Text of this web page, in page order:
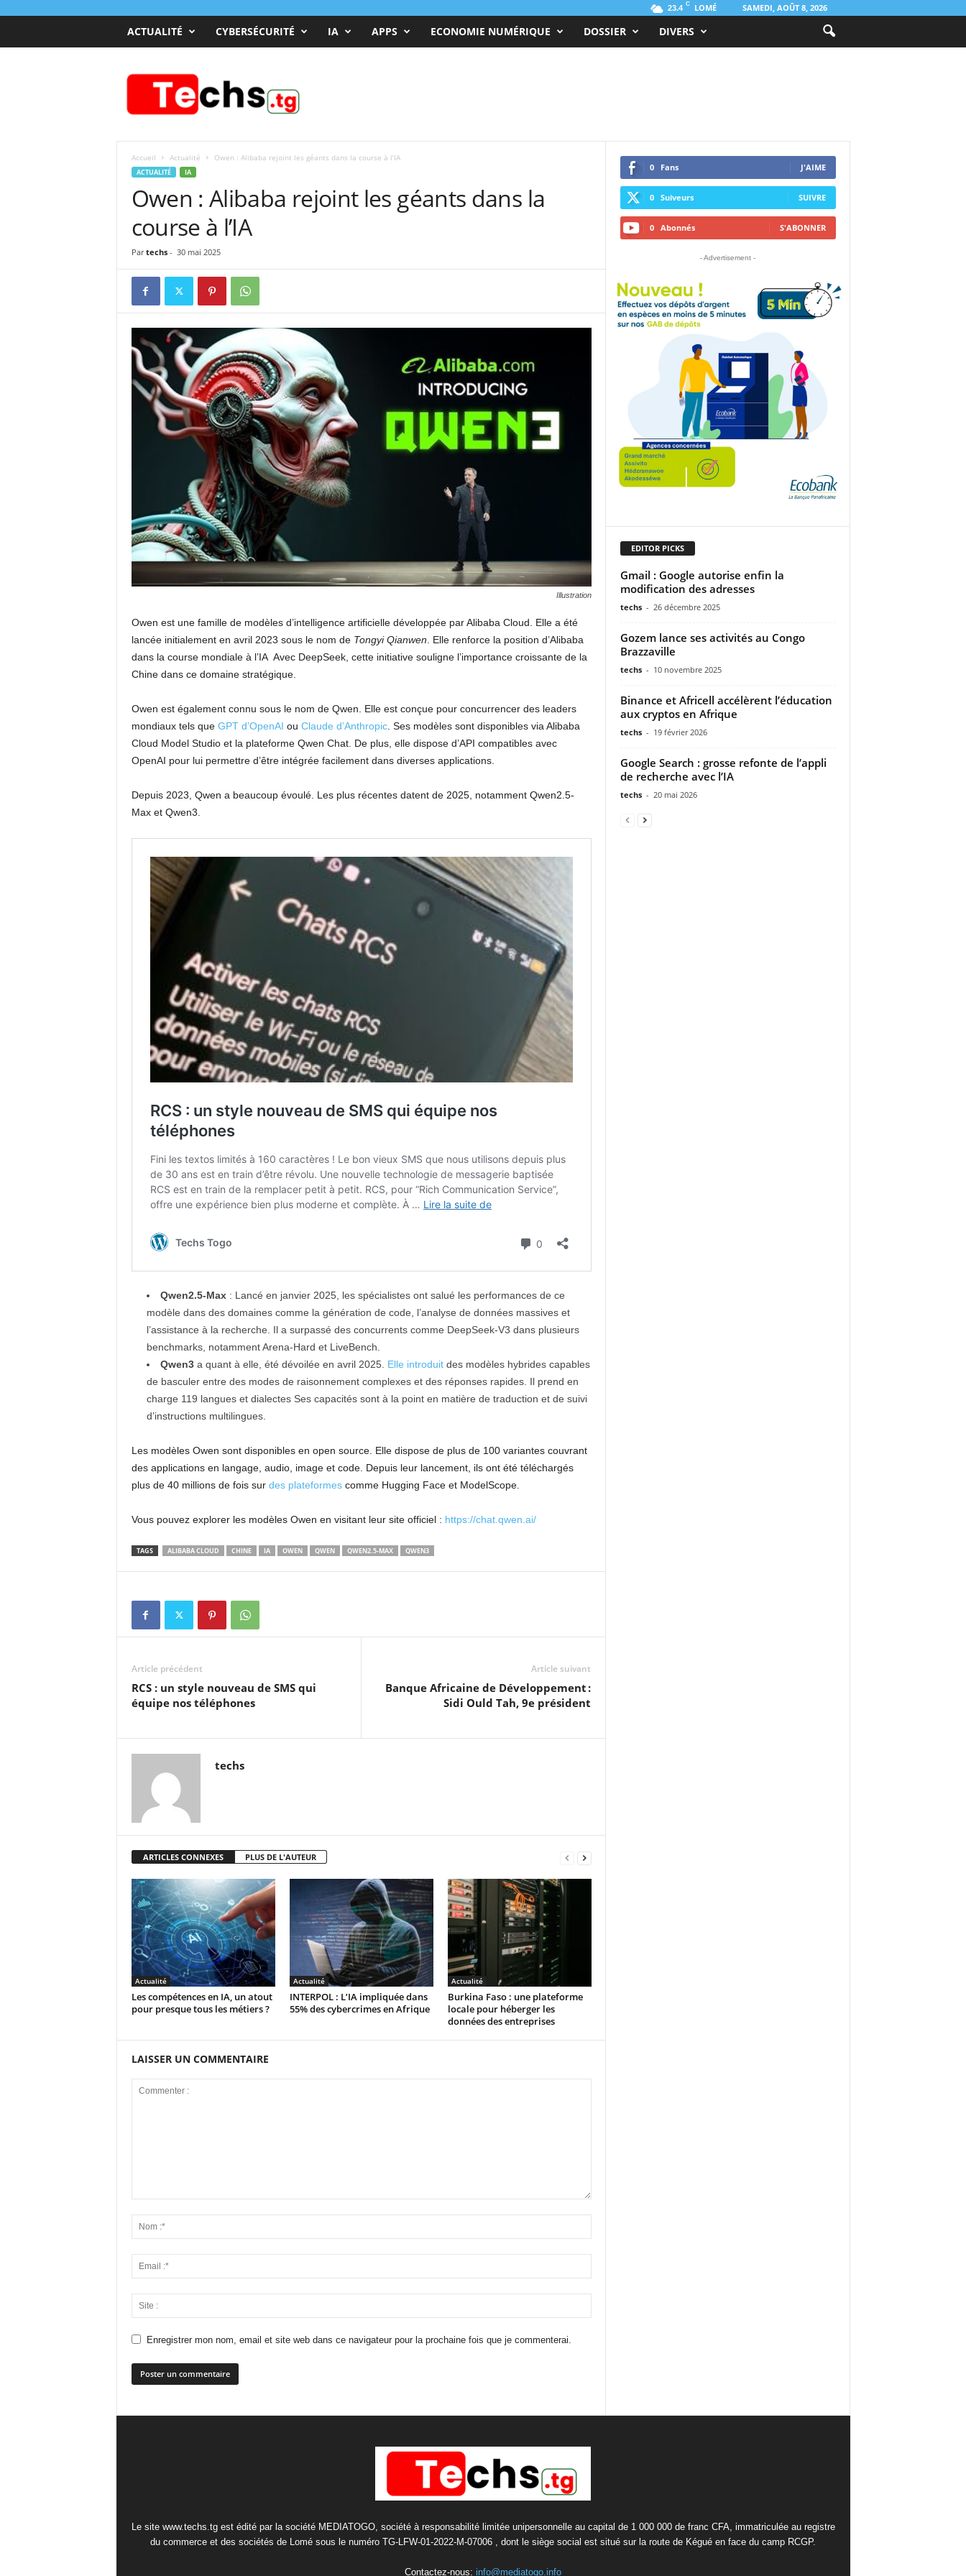
23.4 C LOMÉ SAMEDI, AOÛT 8, 2026
ACTUALITÉ CYBERSÉCURITÉ IA APPS ECONOMIE NUMÉRIQUE DOSSIER DIVERS
Accueil Actualité Owen : Alibaba rejoint les géants dans la course à l’IA
ACTUALITÉ IA
Owen : Alibaba rejoint les géants dans la
course à l’IA
Par techs- 30 mai 2025
Illustration
Owen est une famille de modèles d’intelligence artificielle développée par Alibaba Cloud. Elle a été
lancée initialement en avril 2023 sous le nom de Tongyi Qianwen . Elle renforce la position d’Alibaba
dans la course mondiale à l’IA Avec DeepSeek, cette initiative souligne l’importance croissante de la
Chine dans ce domaine stratégique.
Owen est également connu sous le nom de Qwen. Elle est conçue pour concurrencer des leaders
mondiaux tels que GPT d’OpenAI ou Claude d’Anthropic. Ses modèles sont disponibles via Alibaba
Cloud Model Studio et la plateforme Qwen Chat. De plus, elle dispose d’API compatibles avec
OpenAI pour lui permettre d’être intégrée facilement dans diverses applications.
Depuis 2023, Qwen a beaucoup évoulé. Les plus récentes datent de 2025, notamment Qwen2.5-
Max et Qwen3.
Qwen2.5-Max : Lancé en janvier 2025, les spécialistes ont salué les performances de ce
modèle dans des domaines comme la génération de code, l’analyse de données massives et
l’assistance à la recherche. Il a surpassé des concurrents comme DeepSeek-V3 dans plusieurs
benchmarks, notamment Arena-Hard et LiveBench.
Qwen3 a quant à elle, été dévoilée en avril 2025. Elle introduitdes modèles hybrides capables
de basculer entre des modes de raisonnement complexes et des réponses rapides. Il prend en
charge 119 langues et dialectes Ses capacités sont à la point en matière de traduction et de suivi
d’instructions multilingues.
Les modèles Owen sont disponibles en open source. Elle dispose de plus de 100 variantes couvrant
des applications en langage, audio, image et code. Depuis leur lancement, ils ont été téléchargés
plus de 40 millions de fois sur des plateformescomme Hugging Face et ModelScope.
Vous pouvez explorer les modèles Owen en visitant leur site officiel : https://chat.qwen.ai/
TAGS ALIBABA CLOUD CHINE IA OWEN QWEN QWEN2.5-MAX QWEN3
Article précédent
RCS : un style nouveau de SMS qui
équipe nos téléphones
Article suivant
Banque Africaine de Développement :
Sidi Ould Tah, 9e président
techs
ARTICLES CONNEXES PLUS DE L'AUTEUR
Actualité
Les compétences en IA, un atout
pour presque tous les métiers ?
Actualité
INTERPOL : L’IA impliquée dans
55% des cybercrimes en Afrique
Actualité
Burkina Faso : une plateforme
locale pour héberger les
données des entreprises
LAISSER UN COMMENTAIRE
Enregistrer mon nom, email et site web dans ce navigateur pour la prochaine fois que je commenterai.
0 Fans J'AIME
0 Suiveurs SUIVRE
0 Abonnés S'ABONNER
- Advertisement -
EDITOR PICKS
Gmail : Google autorise enfin la
modification des adresses
techs - 26 décembre 2025
Gozem lance ses activités au Congo
Brazzaville
techs - 10 novembre 2025
Binance et Africell accélèrent l’éducation
aux cryptos en Afrique
techs - 19 février 2026
Google Search : grosse refonte de l’appli
de recherche avec l’IA
techs - 20 mai 2026
Le site www.techs.tg est édité par la société MEDIATOGO, société à responsabilité limitée unipersonnelle au capital de 1 000 000 de franc CFA, immatriculée au registre
du commerce et des sociétés de Lomé sous le numéro TG-LFW-01-2022-M-07006 , dont le siège social est situé sur la route de Kégué en face du camp RCGP.
Contactez-nous: info@mediatogo.info